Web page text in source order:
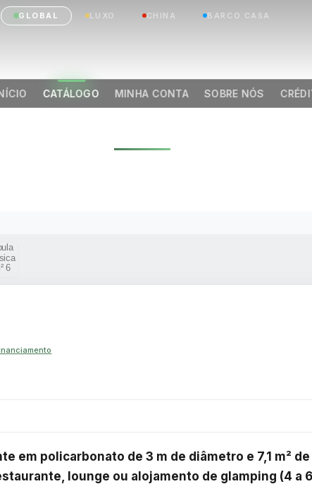
GLOBAL LUXO CHINA BARCO CASA
CATÁLOGO MINHA CONTA SOBRE NÓS
GEODÉSICA 7,1
em policarbonato de 3 m de diâmetro e 7,1 m² de
lounge ou alojamento de glamping (4 a